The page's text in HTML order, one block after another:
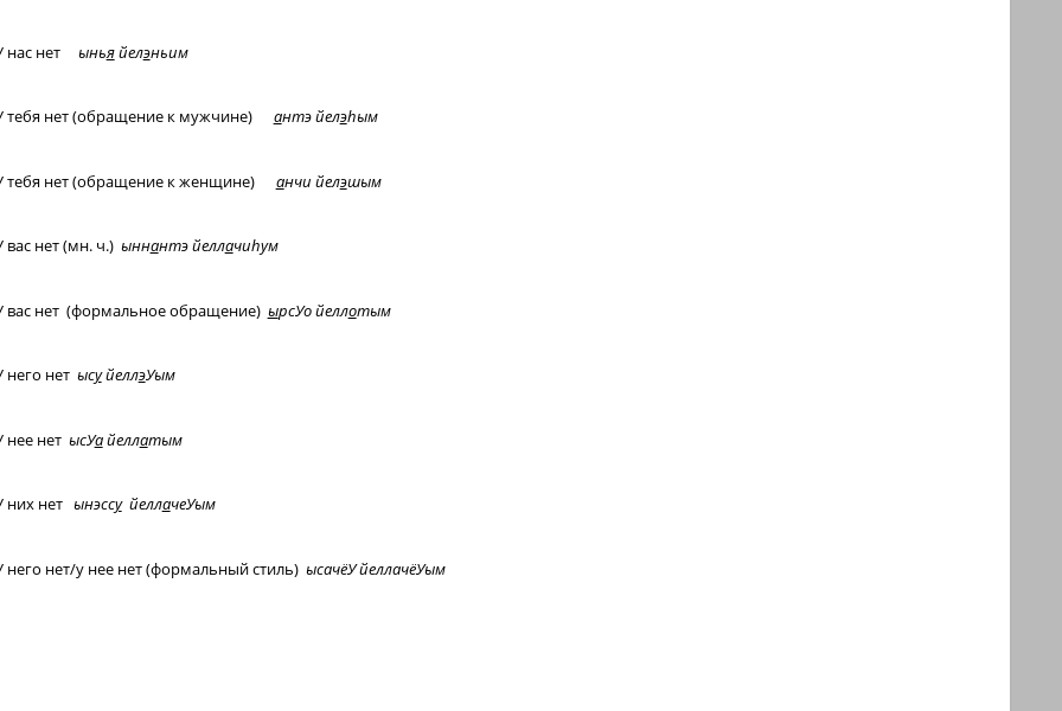
нас нет ыньяйелэньим
тебя нет (обращение к мужчине) антэйелэhым
тебя нет (обращение к женщине) анчи йелэшым
вас нет (мн. ч.) ыннантэ йеллачиhум
вас нет (формальное обращение) ырсУо йеллотым
него нет ысуйеллэУым
нее нет ысУайеллатым
них нет ынэссуйеллачеУым
него нет/у нее нет (формальный стиль) ысачёУ йеллачёУым